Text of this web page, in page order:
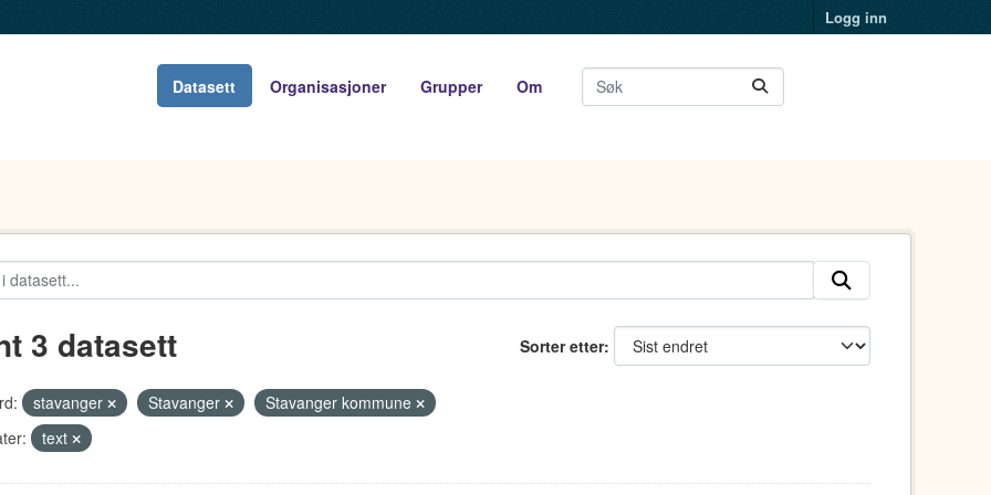
Logg inn
Datasett Organisasjoner Grupper Om
Sorter etter
3 datasett
stavanger Stavanger
Stavanger kommune
text